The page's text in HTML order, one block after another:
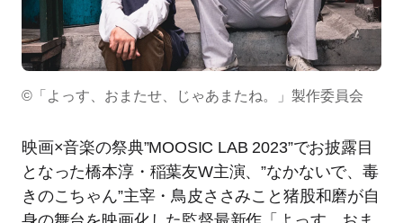
©「よっす、おまたせ、じゃあまたね。」製作委員会
映画×⾳楽の祭典”MOOSIC LAB 2023”でお披露⽬
となった橋本淳・稲葉友W主演、”なかないで、毒
きのこちゃん”主宰・⿃⽪ささみこと猪股和磨が⾃